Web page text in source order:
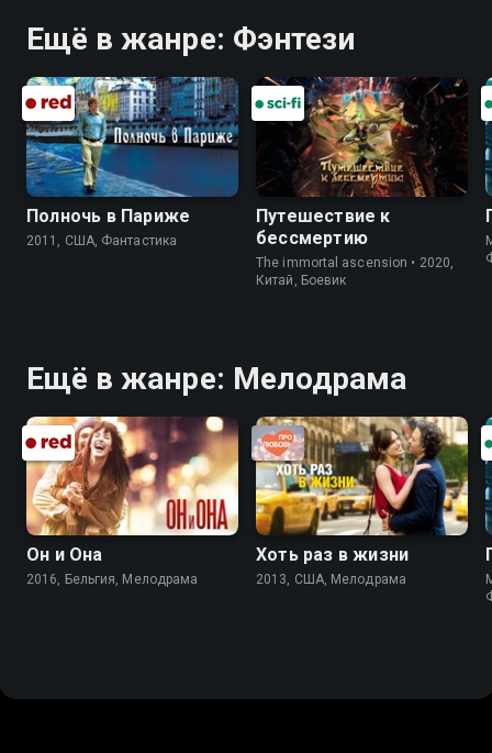
Ещё в жанре: Фэнтези
Полночь в Париже
2011, США, Фантастика
Путешествие к
бессмертию
The immortal ascension • 2020,
Китай, Боевик
Ещё в жанре: Мелодрама
Он и Она
2016, Бельгия, Мелодрама
Хоть раз в жизни
2013, США, Мелодрама